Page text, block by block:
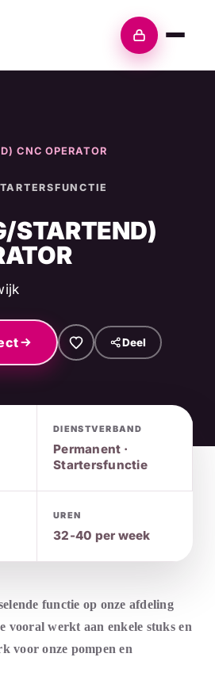
Inloggen
CNC OPERATOR
STARTEND)
Deel
DIENSTVERBAND
Permanent ·
Startersfunctie
UREN
32-40 per week
functie op onze afdeling
vooral werkt aan enkele stuks en
voor onze pompen en